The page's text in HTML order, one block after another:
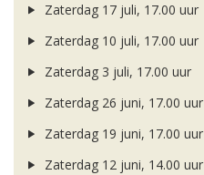
Zaterdag 17 juli, 17.00 uur
Zaterdag 10 juli, 17.00 uur
Zaterdag 3 juli, 17.00 uur
Zaterdag 26 juni, 17.00 uur
Zaterdag 19 juni, 17.00 uur
Zaterdag 12 juni, 14.00 uur